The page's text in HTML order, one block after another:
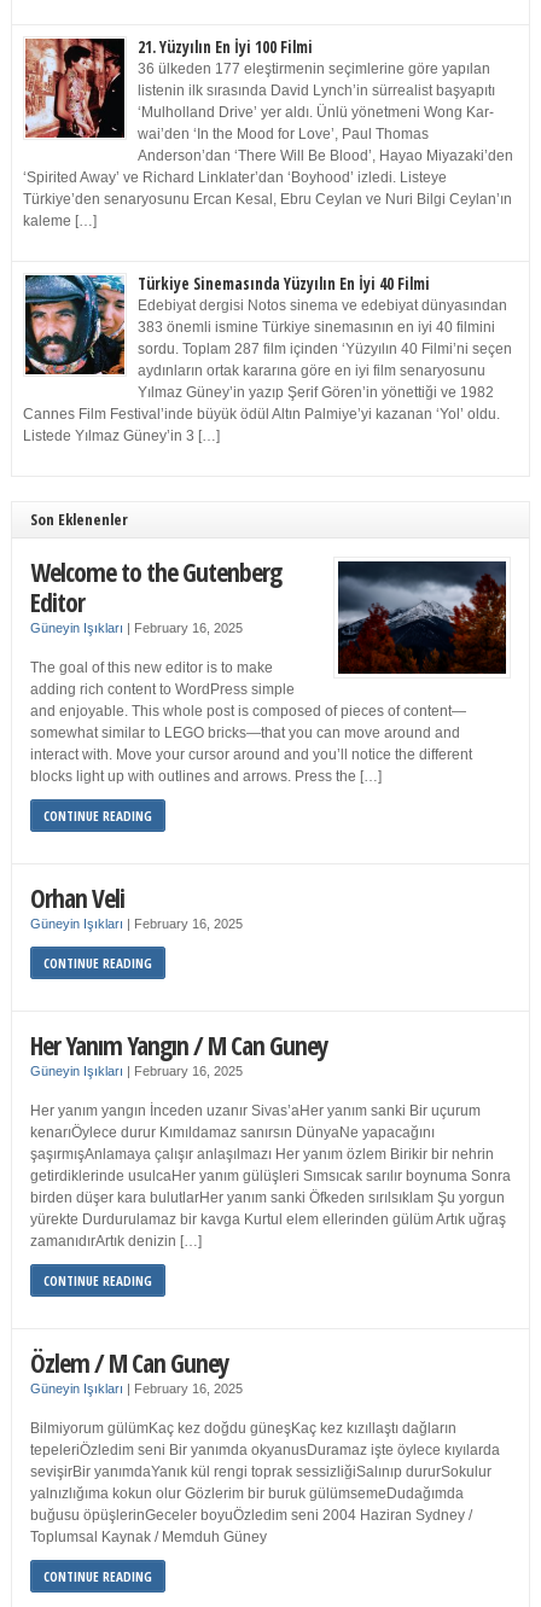
21. Yüzyılın En İyi 100 Filmi
36 ülkeden 177 eleştirmenin seçimlerine göre yapılan
listenin ilk sırasında David Lynch’in sürrealist başyapıtı
‘Mulholland Drive’ yer aldı. Ünlü yönetmeni Wong Kar-
wai’den ‘In the Mood for Love’, Paul Thomas
Anderson’dan ‘There Will Be Blood’, Hayao Miyazaki’den
‘Spirited Away’ ve Richard Linklater’dan ‘Boyhood’ izledi. Listeye
Türkiye’den senaryosunu Ercan Kesal, Ebru Ceylan ve Nuri Bilgi Ceylan’ın
kaleme […]
Türkiye Sinemasında Yüzyılın En İyi 40 Filmi
Edebiyat dergisi Notos sinema ve edebiyat dünyasından
383 önemli ismine Türkiye sinemasının en iyi 40 filmini
sordu. Toplam 287 film içinden ‘Yüzyılın 40 Filmi’ni seçen
aydınların ortak kararına göre en iyi film senaryosunu
Yılmaz Güney’in yazıp Şerif Gören’in yönettiği ve 1982
Cannes Film Festival’inde büyük ödül Altın Palmiye’yi kazanan ‘Yol’ oldu.
Listede Yılmaz Güney’in 3 […]
Son Eklenenler
Welcome to the Gutenberg
Editor
Güneyin Işıkları | February 16, 2025
The goal of this new editor is to make
adding rich content to WordPress simple
and enjoyable. This whole post is composed of pieces of content—
somewhat similar to LEGO bricks—that you can move around and
interact with. Move your cursor around and you’ll notice the different
blocks light up with outlines and arrows. Press the […]
CONTINUE READING
Orhan Veli
Güneyin Işıkları | February 16, 2025
CONTINUE READING
Her Yanım Yangın / M Can Guney
Güneyin Işıkları | February 16, 2025
Her yanım yangın İnceden uzanır Sivas’aHer yanım sanki Bir uçurum
kenarıÖylece durur Kımıldamaz sanırsın DünyaNe yapacağını
şaşırmışAnlamaya çalışır anlaşılmazı Her yanım özlem Birikir bir nehrin
getirdiklerinde usulcaHer yanım gülüşleri Sımsıcak sarılır boynuma Sonra
birden düşer kara bulutlarHer yanım sanki Öfkeden sırılsıklam Şu yorgun
yürekte Durdurulamaz bir kavga Kurtul elem ellerinden gülüm Artık uğraş
zamanıdırArtık denizin […]
CONTINUE READING
Özlem / M Can Guney
Güneyin Işıkları | February 16, 2025
Bilmiyorum gülümKaç kez doğdu güneşKaç kez kızıllaştı dağların
tepeleriÖzledim seni Bir yanımda okyanusDuramaz işte öylece kıyılarda
sevişirBir yanımdaYanık kül rengi toprak sessizliğiSalınıp dururSokulur
yalnızlığıma kokun olur Gözlerim bir buruk gülümsemeDudağımda
buğusu öpüşlerinGeceler boyuÖzledim seni 2004 Haziran Sydney /
Toplumsal Kaynak / Memduh Güney
CONTINUE READING